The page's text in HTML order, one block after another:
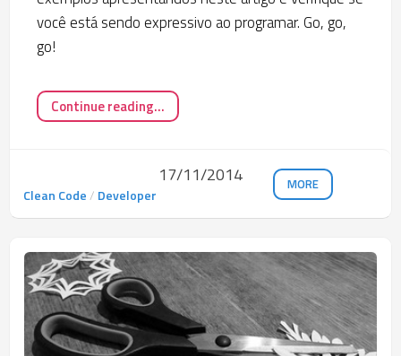
você está sendo expressivo ao programar. Go, go,
go!
Continue reading...
17/11/2014
Clean Code/ Developer
MORE